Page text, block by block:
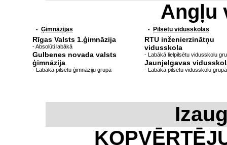
Angļu
• Ģimnāzijas
Rīgas Valsts 1.ģimnāzija
- Absolūti labākā
Gulbenes novada valsts
ģimnāzija
- Labākā pilsētu ģimnāziju grupā
• Pilsētu vidusskolas
RTU inženierzinātņu
vidusskola
- Labākā lielpilsētu vidusskolu
Jaunjelgavas
- Labākā pilsētu vidusskolu grupā